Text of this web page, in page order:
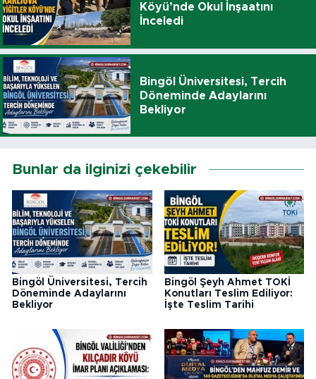
Köyü’nde Okul İnşaatını
İnceledi
Bingöl Üniversitesi, Tercih
Döneminde Adaylarını
Bekliyor
Bunlar da ilginizi çekebilir
Bingöl Üniversitesi, Tercih
Döneminde Adaylarını
Bekliyor
Bingöl Şeyh Ahmet TOKİ
Konutları Teslim Ediliyor:
İşte Teslim Tarihi